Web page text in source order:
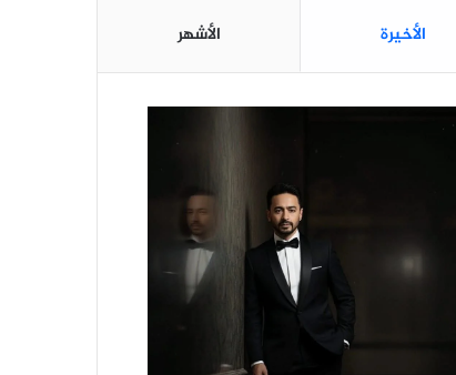
الأخيرة الأشهر